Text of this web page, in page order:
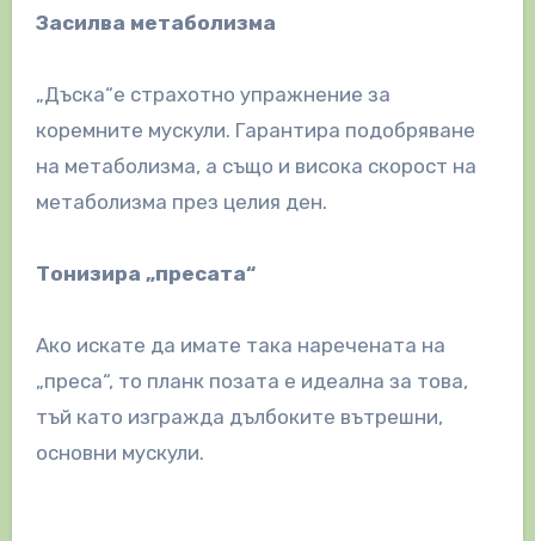
Засилва метаболизма
„Дъска“е страхотно упражнение за
коремните мускули. Гарантира подобряване
на метаболизма, а също и висока скорост на
метаболизма през целия ден.
Тонизира „пресата“
Ако искате да имате така наречената на
„преса“, то планк позата е идеална за това,
тъй като изгражда дълбоките вътрешни,
основни мускули.